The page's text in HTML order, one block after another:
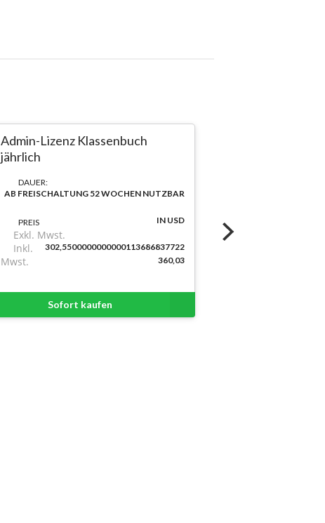
Admin-Lizenz Klassenbuch
jährlich
DAUER:
AB FREISCHALTUNG 52 WOCHEN NUTZBAR
PREIS IN USD
Exkl. Mwst.
302,5500000000000113686837722
Inkl.
Mwst.
360,03
Sofort kaufen